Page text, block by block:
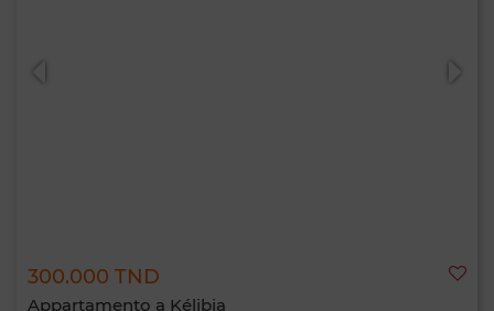
300.000 TND
Appartamento a Kélibia